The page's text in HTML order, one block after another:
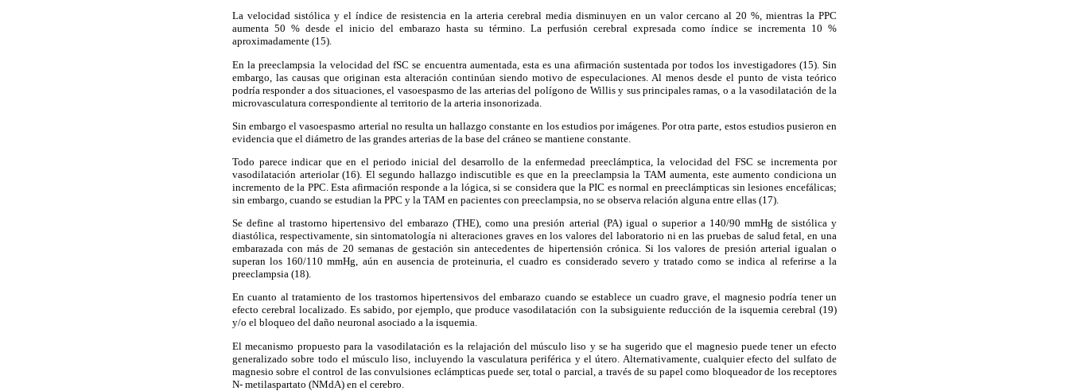
La velocidad sistólica y el índice de resistencia en la arteria cerebral media disminuyen en un valor cercano al 20 %, mientras la PPC
aumenta 50 % desde el inicio del embarazo hasta su término. La perfusión cerebral expresada como índice se incrementa 10 %
aproximadamente (15).
En la preeclampsia la velocidad del fSC se encuentra aumentada, esta es una afirmación sustentada por todos los investigadores (15). Sin
embargo, las causas que originan esta alteración continúan siendo motivo de especulaciones. Al menos desde el punto de vista teórico
podría responder a dos situaciones, el vasoespasmo de las arterias del polígono de Willis y sus principales ramas, o a la vasodilatación de la
microvasculatura correspondiente al territorio de la arteria insonorizada.
Sin embargo el vasoespasmo arterial no resulta un hallazgo constante en los estudios por imágenes. Por otra parte, estos estudios pusieron en
evidencia que el diámetro de las grandes arterias de la base del cráneo se mantiene constante.
Todo parece indicar que en el periodo inicial del desarrollo de la enfermedad preeclámptica, la velocidad del FSC se incrementa por
vasodilatación arteriolar (16). El segundo hallazgo indiscutible es que en la preeclampsia la TAM aumenta, este aumento condiciona un
incremento de la PPC. Esta afirmación responde a la lógica, si se considera que la PIC es normal en preeclámpticas sin lesiones encefálicas;
sin embargo, cuando se estudian la PPC y la TAM en pacientes con preeclampsia, no se observa relación alguna entre ellas (17).
Se define al trastorno hipertensivo del embarazo (THE), como una presión arterial (PA) igual o superior a 140/90 mmHg de sistólica y
diastólica, respectivamente, sin sintomatología ni alteraciones graves en los valores del laboratorio ni en las pruebas de salud fetal, en una
embarazada con más de 20 semanas de gestación sin antecedentes de hipertensión crónica. Si los valores de presión arterial igualan o
superan los 160/110 mmHg, aún en ausencia de proteinuria, el cuadro es considerado severo y tratado como se indica al referirse a la
preeclampsia (18).
En cuanto al tratamiento de los trastornos hipertensivos del embarazo cuando se establece un cuadro grave, el magnesio podría tener un
efecto cerebral localizado. Es sabido, por ejemplo, que produce vasodilatación con la subsiguiente reducción de la isquemia cerebral (19)
y/o el bloqueo del daño neuronal asociado a la isquemia.
El mecanismo propuesto para la vasodilatación es la relajación del músculo liso y se ha sugerido que el magnesio puede tener un efecto
generalizado sobre todo el músculo liso, incluyendo la vasculatura periférica y el útero. Alternativamente, cualquier efecto del sulfato de
magnesio sobre el control de las convulsiones eclámpticas puede ser, total o parcial, a través de su papel como bloqueador de los receptores
N- metilaspartato (NMdA) en el cerebro.